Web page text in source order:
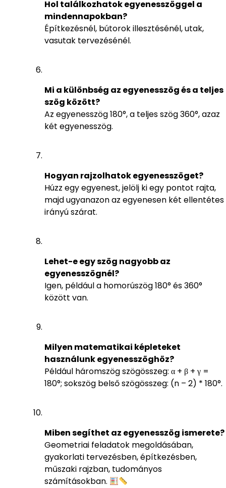
Hol találkozhatok egyenesszöggel a
mindennapokban?
Építkezésnél, bútorok illesztésénél, utak,
vasutak tervezésénél.
Mi a különbség az egyenesszög és a teljes
szög között?
Az egyenesszög 180°, a teljes szög 360°, azaz
két egyenesszög.
Hogyan rajzolhatok egyenesszöget?
Húzz egy egyenest, jelölj ki egy pontot rajta,
majd ugyanazon az egyenesen két ellentétes
irányú szárat.
Lehet-e egy szög nagyobb az
egyenesszögnél?
Igen, például a homorúszög 180° és 360°
között van.
Milyen matematikai képleteket
használunk egyenesszöghöz?
Például háromszög szögösszeg: α + β + γ =
180°; sokszög belső szögösszeg: (n – 2) * 180°.
Miben segíthet az egyenesszög ismerete?
Geometriai feladatok megoldásában,
gyakorlati tervezésben, építkezésben,
műszaki rajzban, tudományos
számításokban.